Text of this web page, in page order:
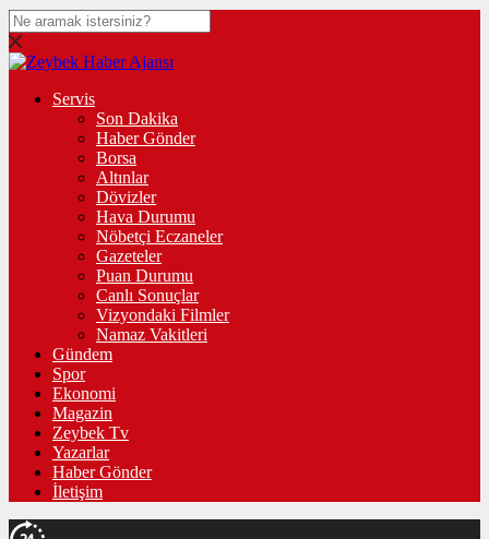
Servis
Son Dakika
Haber Gönder
Borsa
Altınlar
Dövizler
Hava Durumu
Nöbetçi Eczaneler
Gazeteler
Puan Durumu
Canlı Sonuçlar
Vizyondaki Filmler
Namaz Vakitleri
Gündem
Spor
Ekonomi
Magazin
Zeybek Tv
Yazarlar
Haber Gönder
İletişim